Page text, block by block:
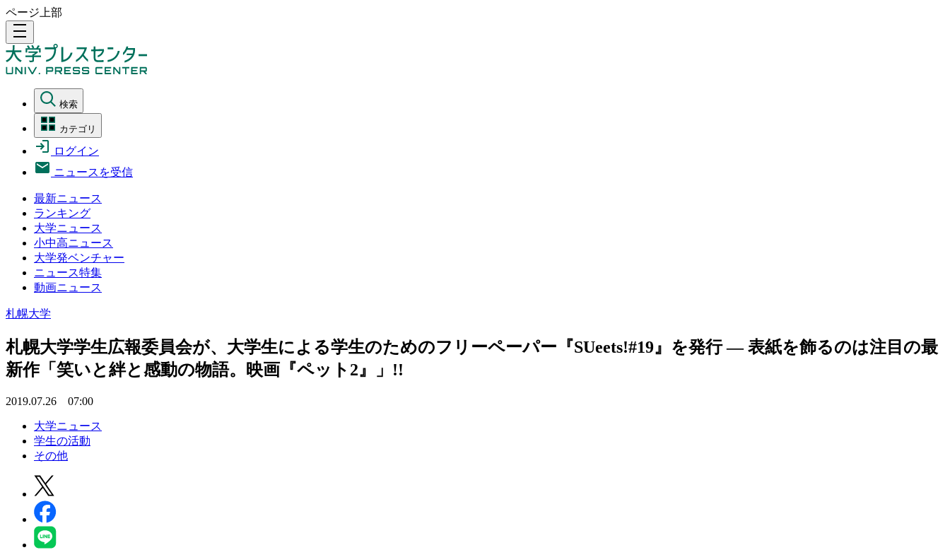
ページ上部
density_medium
検索
カテゴリ
ログイン
ニュースを受信
最新ニュース
ランキング
大学ニュース
小中高ニュース
大学発ベンチャー
ニュース特集
動画ニュース
札幌大学
札幌大学学生広報委員会が、大学生による学生のためのフリーペーパー『SUeets!#19』を発行 — 表紙を飾るのは注目の最
新作「笑いと絆と感動の物語。映画『ペット2』」!!
2019.07.26 07:00
大学ニュース
学生の活動
その他